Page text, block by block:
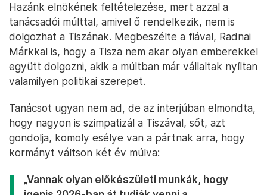
Hazánk elnökének feltételezése, mert azzal a
tanácsadói múlttal, amivel ő rendelkezik, nem is
dolgozhat a Tiszának. Megbeszélte a fiával, Radnai
Márkkal is, hogy a Tisza nem akar olyan emberekkel
együtt dolgozni, akik a múltban már vállaltak nyíltan
valamilyen politikai szerepet.
Tanácsot ugyan nem ad, de az interjúban elmondta,
hogy nagyon is szimpatizál a Tiszával, sőt, azt
gondolja, komoly esélye van a pártnak arra, hogy
kormányt váltson két év múlva:
„Vannak olyan előkészületi munkák, hogy